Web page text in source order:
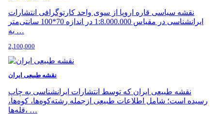
نقشه سیاسی قاره اروپا از سوی واحد کارتوگرافی انتشارات
ایرانشناسی در مقیاس 1:8.000.000 در اندازه 70*100 سانتی‌متر
به …
2,100,000
نقشه طبیعی ایران
نقشه طبیعی ایران که توسط انتشارات ایرانشناسی به چاپ
رسیده است؛ شامل اطلاعات طبیعی ازجمله رشته‌کوه‌ها، کوه‌ها،
قله‌ها، …